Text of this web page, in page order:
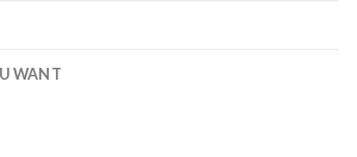
WANT